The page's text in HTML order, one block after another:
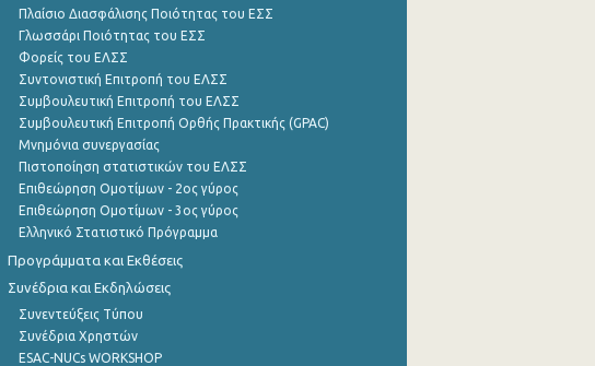
Πλαίσιο Διασφάλισης Ποιότητας του ΕΣΣ
Γλωσσάρι Ποιότητας του ΕΣΣ
Φορείς του ΕΛΣΣ
Συντονιστική Επιτροπή του ΕΛΣΣ
Συμβουλευτική Επιτροπή του ΕΛΣΣ
Συμβουλευτική Επιτροπή Ορθής Πρακτικής (GPAC)
Μνημόνια συνεργασίας
Πιστοποίηση στατιστικών του ΕΛΣΣ
Επιθεώρηση Ομοτίμων - 2ος γύρος
Επιθεώρηση Ομοτίμων - 3ος γύρος
Ελληνικό Στατιστικό Πρόγραμμα
Προγράμματα και Εκθέσεις
Συνέδρια και Εκδηλώσεις
Συνεντεύξεις Τύπου
Συνέδρια Χρηστών
ESAC-NUCs WORKSHOP